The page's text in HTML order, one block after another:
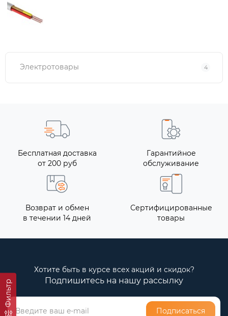
Фильтр
Электротовары 4
Бесплатная доставка
от 200 руб
Гарантийное
обслуживание
Возврат и обмен
в течении 14 дней
Сертифицированные
товары
Хотите быть в курсе всех акций и скидок?
Подпишитесь на нашу рассылку
Подписаться